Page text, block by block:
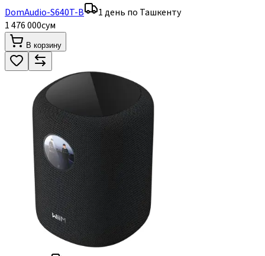
DomAudio-S640T-B
1 день по Ташкенту
1 476 000сум
В корзину